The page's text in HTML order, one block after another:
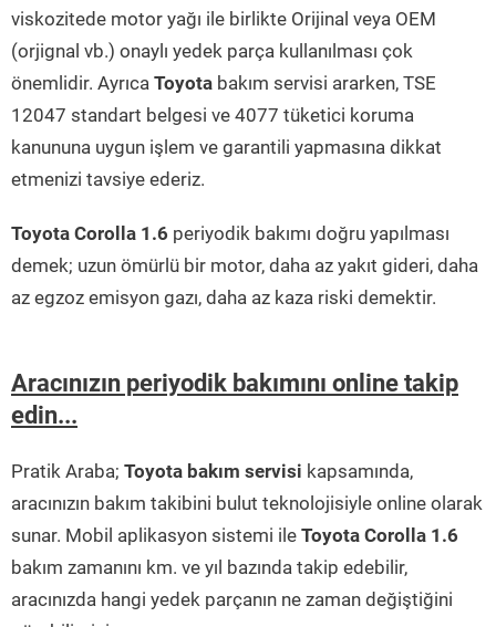
viskozitede motor yağı ile birlikte Orijinal veya OEM
(orjignal vb.) onaylı yedek parça kullanılması çok
önemlidir. Ayrıca Toyota bakım servisi ararken, TSE
12047 standart belgesi ve 4077 tüketici koruma
kanununa uygun işlem ve garantili yapmasına dikkat
etmenizi tavsiye ederiz.
Toyota Corolla 1.6 periyodik bakımı doğru yapılması
demek; uzun ömürlü bir motor, daha az yakıt gideri, daha
az egzoz emisyon gazı, daha az kaza riski demektir.
Aracınızın periyodik bakımını online takip
edin...
Pratik Araba; Toyota bakım servisi kapsamında,
aracınızın bakım takibini bulut teknolojisiyle online olarak
sunar. Mobil aplikasyon sistemi ile Toyota Corolla 1.6
bakım zamanını km. ve yıl bazında takip edebilir,
aracınızda hangi yedek parçanın ne zaman değiştiğini